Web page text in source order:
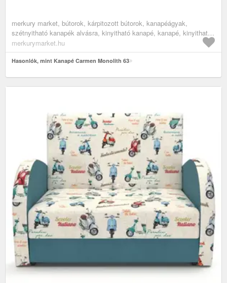
merkury market, bútorok, kárpitozott bútorok, kanapéágyak,
szétnyitható kanapék alvásra, kinyitható kanapé, kanapé, kinyitható
kanapé alvásra, kinyitható kanapék, nappali bútorok, ifjúsági bútorok
merkurymarket.hu
Hasonlók, mint Kanapé Carmen Monolith 63